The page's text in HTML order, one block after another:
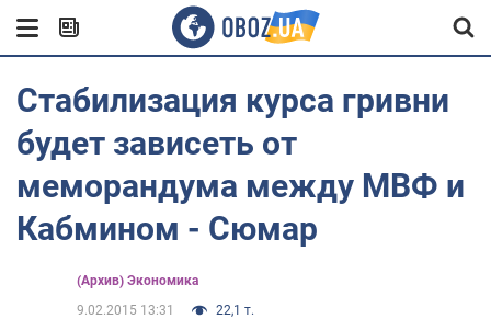
Стабилизация курса гривни
будет зависеть от
меморандума между МВФ и
Кабмином - Сюмар
(Архив) Экономика
9.02.2015 13:31
22,1 т.